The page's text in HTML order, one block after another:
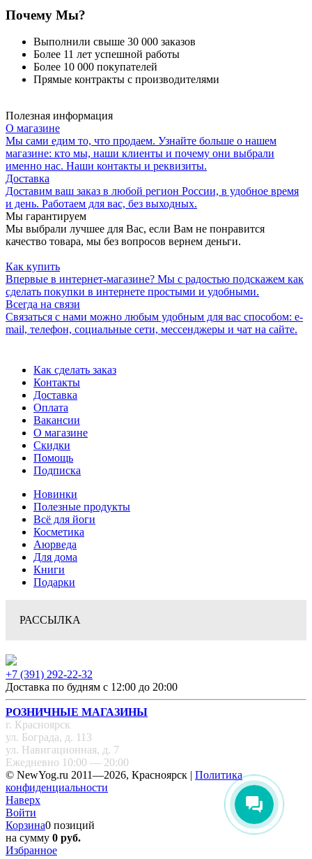
Почему Мы?
Выполнили свыше 30 000 заказов
Более 11 лет успешной работы
Более 10 000 покупателей
Прямые контракты с производителями
Полезная информация
О магазине
Мы сами едим то, что продаем. Узнайте больше о нашем
магазине: кто мы, наши клиенты и почему они выбрали
именно нас. Наши контакты и реквизиты.
Доставка
Доставим ваш заказ в любой регион России, в удобное время
и день. Работаем для вас, без выходных.
Мы гарантируем
Мы выбрали лучшее для Вас, если Вам не понравится
качество товара, мы без вопросов вернем деньги.
Как купить
Впервые в интернет-магазине? Мы с радостью подскажем как
сделать покупки в интернете простыми и удобными.
Всегда на связи
Связаться с нами можно любым удобным для вас способом: e-
mail, телефон, социальные сети, мессенджеры и чат на сайте.
Как сделать заказ
Контакты
Доставка
Оплата
Вакансии
О магазине
Скидки
Помощь
Подписка
Новинки
Полезные продукты
Всё для йоги
Косметика
Аюрведа
Для дома
Книги
Подарки
РАССЫЛКА
+7 (391) 292-22-32
Доставка по будням с 12:00 до 20:00
РОЗНИЧНЫЕ МАГАЗИНЫ
г. Красноярск
ул. Бограда, д. 113
ул. Навигационная, д. 7
Ежедневно 10:00 — 20:00
© NewYog.ru 2011—2026, Красноярск | Политика
конфиденциальности
Наверх
Войти
Корзина0 позиций
на сумму 0 руб.
Избранное